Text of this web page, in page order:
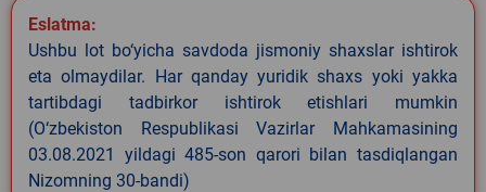
Eslatma:
Ushbu lot bo‘yicha savdoda jismoniy shaxslar ishtirok
eta olmaydilar. Har qanday yuridik shaxs yoki yakka
tartibdagi tadbirkor ishtirok etishlari mumkin
(O‘zbekiston Respublikasi Vazirlar Mahkamasining
03.08.2021 yildagi 485-son qarori bilan tasdiqlangan
Nizomning 30-bandi)